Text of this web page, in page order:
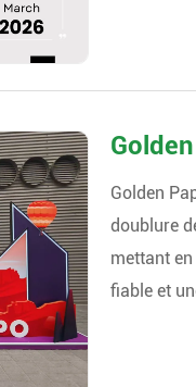
Golden
doublure
mettant
fiable et